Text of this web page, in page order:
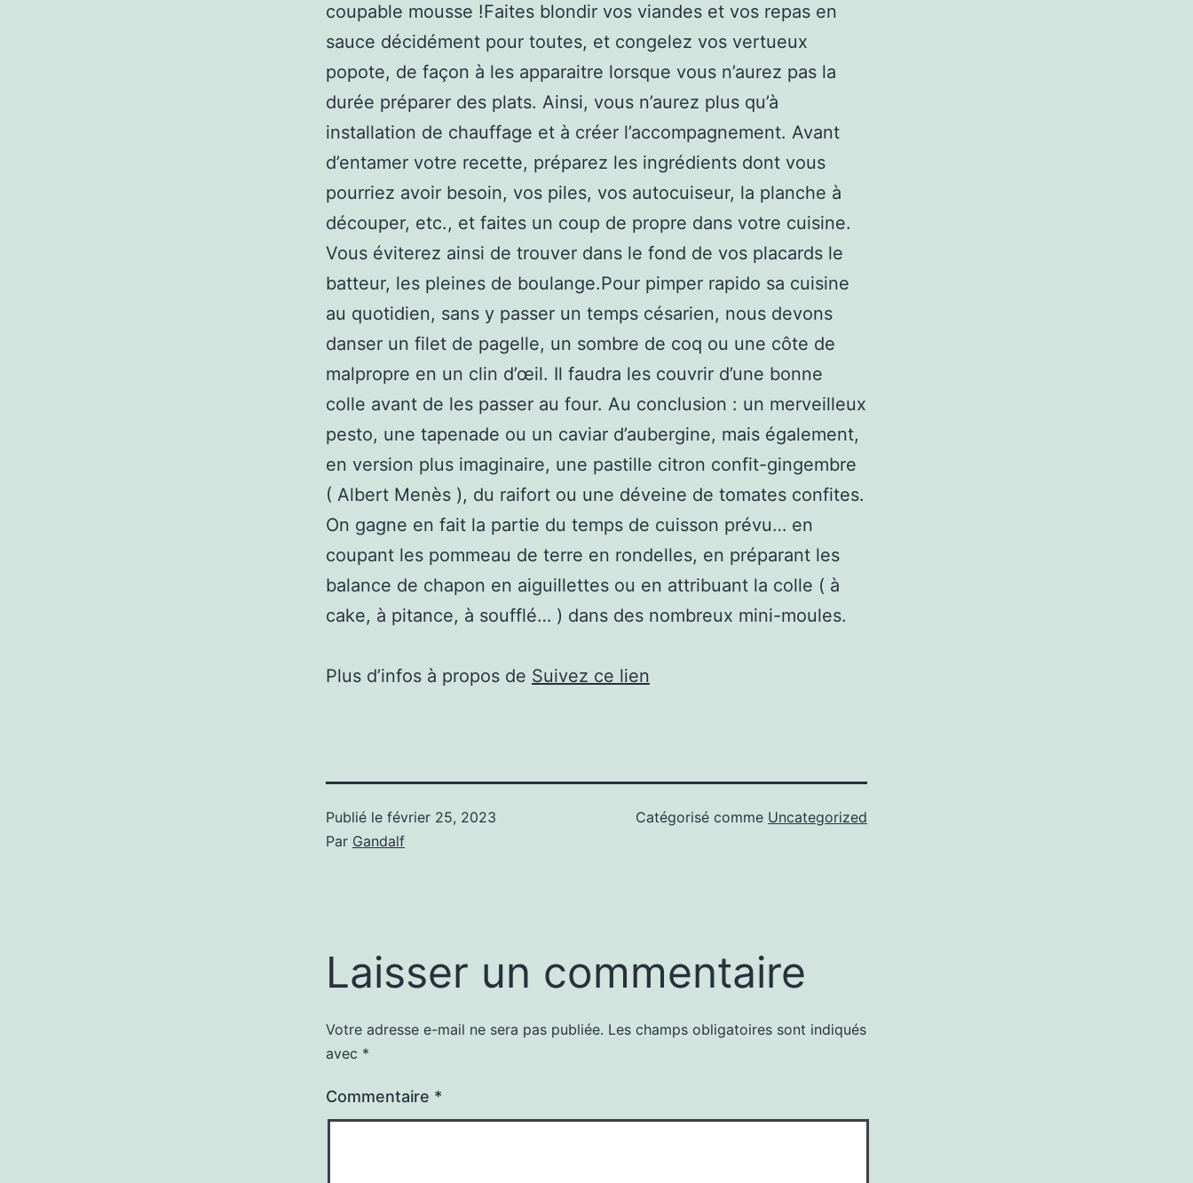
coupable mousse !Faites blondir vos viandes et vos repas en
sauce décidément pour toutes, et congelez vos vertueux
popote, de façon à les apparaitre lorsque vous n’aurez pas la
durée préparer des plats. Ainsi, vous n’aurez plus qu’à
installation de chauffage et à créer l’accompagnement. Avant
d’entamer votre recette, préparez les ingrédients dont vous
pourriez avoir besoin, vos piles, vos autocuiseur, la planche à
découper, etc., et faites un coup de propre dans votre cuisine.
Vous éviterez ainsi de trouver dans le fond de vos placards le
batteur, les pleines de boulange.Pour pimper rapido sa cuisine
au quotidien, sans y passer un temps césarien, nous devons
danser un filet de pagelle, un sombre de coq ou une côte de
malpropre en un clin d’œil. Il faudra les couvrir d’une bonne
colle avant de les passer au four. Au conclusion : un merveilleux
pesto, une tapenade ou un caviar d’aubergine, mais également,
en version plus imaginaire, une pastille citron confit-gingembre
( Albert Menès ), du raifort ou une déveine de tomates confites.
On gagne en fait la partie du temps de cuisson prévu… en
coupant les pommeau de terre en rondelles, en préparant les
balance de chapon en aiguillettes ou en attribuant la colle ( à
cake, à pitance, à soufflé… ) dans des nombreux mini-moules.
Plus d’infos à propos de Suivez ce lien
Publié le février 25, 2023
Par Gandalf
Catégorisé comme Uncategorized
Laisser un commentaire
Votre adresse e-mail ne sera pas publiée. Les champs obligatoires sont indiqués
avec *
Commentaire *